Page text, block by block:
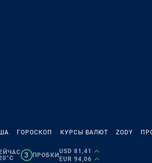
ГОРОСКОП КУРСЫ ВАЛЮТ ZODY
3 ПРОБКИ
USD 81,41
EUR 94,06